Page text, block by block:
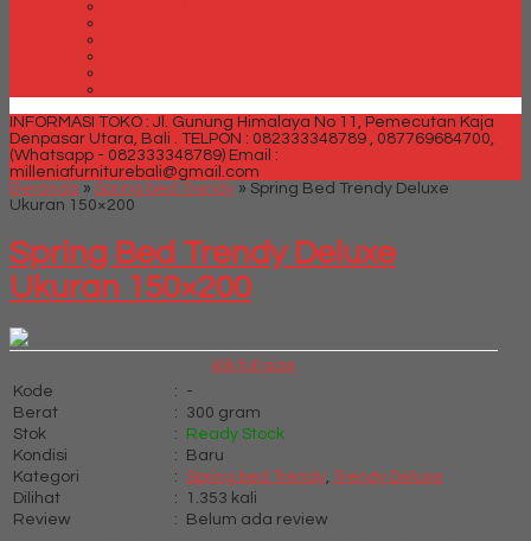
INFORMASI TOKO : Jl. Gunung Himalaya No 11, Pemecutan Kaja
Denpasar Utara, Bali . TELPON : 082333348789 , 087769684700,
(Whatsapp - 082333348789) Email :
milleniafurniturebali@gmail.com
Beranda » Spring bed Trendy » Spring Bed Trendy Deluxe
Ukuran 150×200
Spring Bed Trendy Deluxe
Ukuran 150×200
klik full size
Kode
:
-
Berat
:
300 gram
Stok
:
Ready Stock
Kondisi
:
Baru
Kategori
: Spring bed Trendy Trendy Deluxe
Dilihat
:
1.353 kali
Review
: Belum ada review